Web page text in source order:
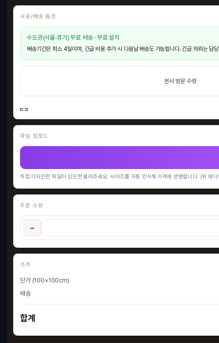
시공/배송 옵션
수도권(서울·경기) 무료 배송 · 무료 설치
배송기간은 최소 4일이며, 긴급 비용 추가 시 다음날 배송도 가능합니다. 긴급 의뢰는 담
본사 방문 수령
파일 업로드
직접 디자인한 파일이 있으면 올려주세요. 사이즈를 자동 인식해 가격에 반영합니다. (위 에
주문 수량
−
가격
단가 (100×100cm)
배송
합계